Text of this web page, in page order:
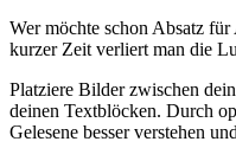
Wer möchte schon Absatz
kurzer Zeit verliert man die
Platziere Bilder zwischen
deinen Textblöcken. Durch
Gelesene besser verstehen